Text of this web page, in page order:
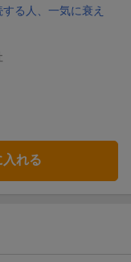
る人、一気に衰え
れる